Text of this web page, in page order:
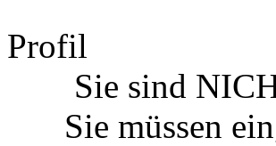
Profil
Sie sind
Sie müssen